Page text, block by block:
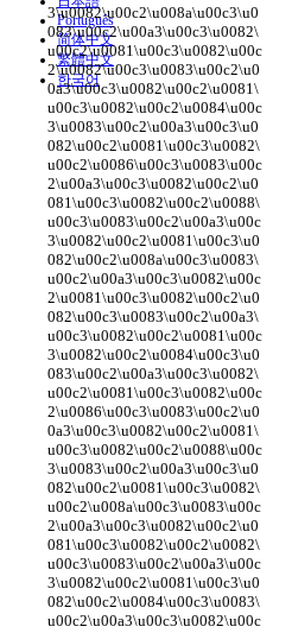
3\u0082\u00c2\u008a\u00c3\u0
083\u00c2\u00a3\u00c3\u0082\
u00c2\u0081\u00c3\u0082\u00c
2\u0082\u00c3\u0083\u00c2\u0
0a3\u00c3\u0082\u00c2\u0081\
u00c3\u0082\u00c2\u0084\u00c
3\u0083\u00c2\u00a3\u00c3\u0
082\u00c2\u0081\u00c3\u0082\
u00c2\u0086\u00c3\u0083\u00c
2\u00a3\u00c3\u0082\u00c2\u0
081\u00c3\u0082\u00c2\u0088\
u00c3\u0083\u00c2\u00a3\u00c
3\u0082\u00c2\u0081\u00c3\u0
082\u00c2\u008a\u00c3\u0083\
u00c2\u00a3\u00c3\u0082\u00c
2\u0081\u00c3\u0082\u00c2\u0
082\u00c3\u0083\u00c2\u00a3\
u00c3\u0082\u00c2\u0081\u00c
3\u0082\u00c2\u0084\u00c3\u0
083\u00c2\u00a3\u00c3\u0082\
u00c2\u0081\u00c3\u0082\u00c
2\u0086\u00c3\u0083\u00c2\u0
0a3\u00c3\u0082\u00c2\u0081\
u00c3\u0082\u00c2\u0088\u00c
3\u0083\u00c2\u00a3\u00c3\u0
082\u00c2\u0081\u00c3\u0082\
u00c2\u008a\u00c3\u0083\u00c
2\u00a3\u00c3\u0082\u00c2\u0
081\u00c3\u0082\u00c2\u0082\
u00c3\u0083\u00c2\u00a3\u00c
3\u0082\u00c2\u0081\u00c3\u0
082\u00c2\u0084\u00c3\u0083\
u00c2\u00a3\u00c3\u0082\u00c
Português
简体中文
繁體中文
한국어